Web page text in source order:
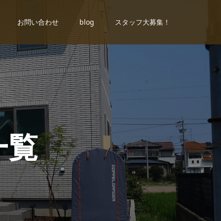
お問い合わせ blog スタッフ大募集！
覧